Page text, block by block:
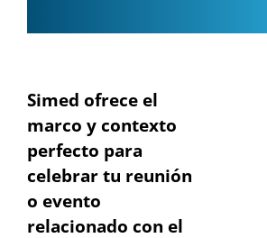
Simed ofrece el
marco y contexto
perfecto para
celebrar tu reunión
o evento
relacionado con el